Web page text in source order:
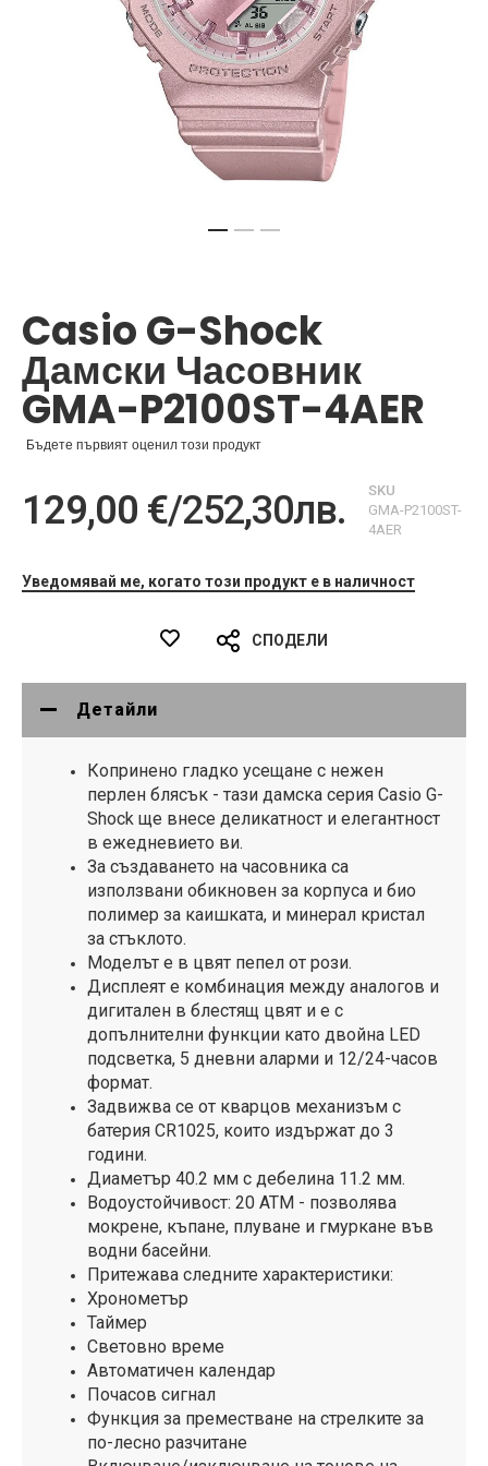
на
галерия
със
снимки
Casio G-Shock
Дамски Часовник
GMA-P2100ST-4AER
Бъдете първият оценил този продукт
129,00 €/252,30лв.
SKU
GMA-P2100ST-
4AER
Уведомявай ме, когато този продукт е в наличност
СПОДЕЛИ
Детайли
Копринено гладко усещане с нежен
перлен блясък - тази дамска серия Casio G-
Shock ще внесе деликатност и елегантност
в ежедневието ви.
За създаването на часовника са
използвани обикновен за корпуса и био
полимер за каишката, и минерал кристал
за стъклото.
Моделът е в цвят пепел от рози.
Дисплеят е комбинация между аналогов и
дигитален в блестящ цвят и е с
допълнителни функции като двойна LED
подсветка, 5 дневни аларми и 12/24-часов
формат.
Задвижва се от кварцов механизъм с
батерия CR1025, които издържат до 3
години.
Диаметър 40.2 мм с дебелина 11.2 мм.
Водоустойчивост: 20 ATM - позволява
мокрене, къпане, плуване и гмуркане във
водни басейни.
Притежава следните характеристики:
Хронометър
Таймер
Световно време
Автоматичен календар
Почасов сигнал
Функция за преместване на стрелките за
по-лесно разчитане